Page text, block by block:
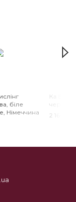
біле
Німеччина
Ка
червоне
2 160